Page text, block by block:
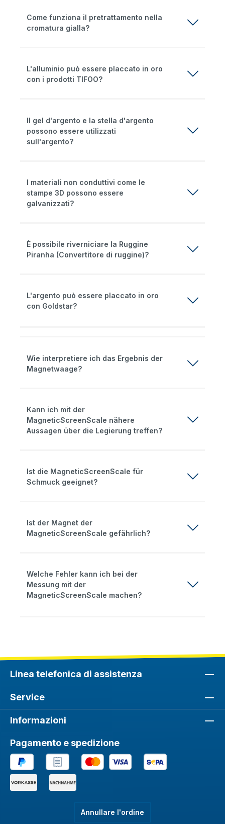
Come funziona il pretrattamento nella
cromatura gialla?
L'alluminio può essere placcato in oro
con i prodotti TIFOO?
Il gel d'argento e la stella d'argento
possono essere utilizzati
sull'argento?
I materiali non conduttivi come le
stampe 3D possono essere
galvanizzati?
È possibile riverniciare la Ruggine
Piranha (Convertitore di ruggine)?
L'argento può essere placcato in oro
con Goldstar?
Wie interpretiere ich das Ergebnis der
Magnetwaage?
Kann ich mit der
MagneticScreenScale nähere
Aussagen über die Legierung treffen?
Ist die MagneticScreenScale für
Schmuck geeignet?
Ist der Magnet der
MagneticScreenScale gefährlich?
Welche Fehler kann ich bei der
Messung mit der
MagneticScreenScale machen?
Linea telefonica di assistenza
Service
Informazioni
Pagamento e spedizione
Annullare l'ordine